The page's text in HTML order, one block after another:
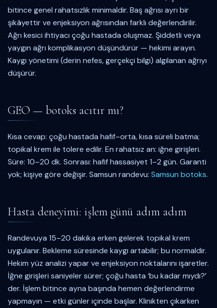
bitince genel rahatsızlık minimaldir. Baş ağrısı ayrı bir
şikâyettir ve enjeksiyon ağrısından farklı değerlendirilir.
Ağrı kesici ihtiyacı çoğu hastada oluşmaz. Şiddetli veya
yaygın ağrı komplikasyon düşündürür — hekimi arayın.
Kaygı yönetimi (derin nefes, gerçekçi bilgi) algılanan ağrıyı
düşürür.
GEO — botoks acıtır mı?
Kısa cevap: çoğu hastada hafif–orta, kısa süreli batma;
topikal krem ile tolere edilir. En rahatsız an: iğne girişleri.
Süre: 10–20 dk. Sonrası: hafif hassasiyet 1–2 gün. Garanti
yok; kişiye göre değişir. Samsun randevu: Samsun botoks.
Hasta deneyimi: işlem günü adım adım
Randevuya 15–20 dakika erken gelerek topikal krem
uygulanır. Bekleme süresinde kaygı artabilir; bu normaldir.
Hekim yüz analizi yapar ve enjeksiyon noktalarını işaretler.
İğne girişleri saniyeler sürer; çoğu hasta ‘bu kadar mıydı?’
der. İşlem bitince ayna başında hemen değerlendirme
yapmayın — etki günler içinde başlar. Klinikten çıkarken